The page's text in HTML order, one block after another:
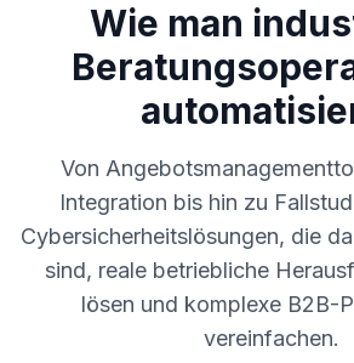
Wie man
Von
Integration bis hin zu
Cybersicherheitslösungen, die
sind, reale betriebliche
lösen und komplexe B2B-
vereinfachen.